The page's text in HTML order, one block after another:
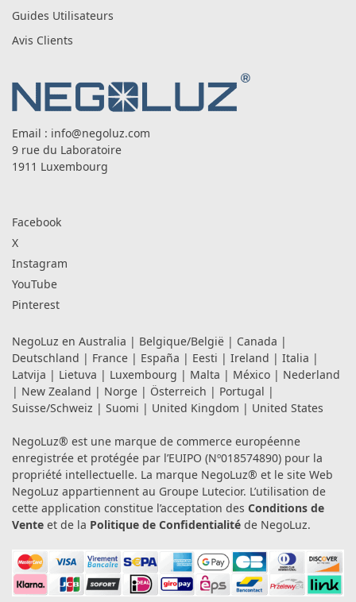
Guides Utilisateurs
Avis Clients
Email : info@negoluz.com
9 rue du Laboratoire
1911 Luxembourg
Facebook
X
Instagram
YouTube
Pinterest
NegoLuz en Australia | Belgique/België | Canada |
Deutschland | France | España | Eesti | Ireland | Italia |
Latvija | Lietuva | Luxembourg | Malta | México | Nederland
| New Zealand | Norge | Österreich | Portugal |
Suisse/Schweiz | Suomi | United Kingdom | United States
NegoLuz® est une marque de commerce européenne
enregistrée et protégée par l’EUIPO (Nº018574890) pour la
propriété intellectuelle. La marque NegoLuz® et le site Web
NegoLuz appartiennent au Groupe Lutecior. L’utilisation de
cette application constitue l’acceptation des Conditions de
Vente et de la Politique de Confidentialité de NegoLuz.